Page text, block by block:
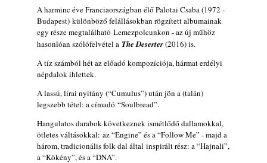
Jazz a Márványteremben – Mizar (2008.
január 4.)
2026. augusztus 03.
Gondolataim - 2026 (XI. évfolyam - 8. rész)
2026. augusztus 02.
A 21. században meghalt magyar jazz
muzsikusok – 109. rész: (Dr.) Borissza Géza
2026. augusztus 02.
Exkluzív interjú Bóna Lászlóval
2026. augusztus 01.
2026-os jazzfesztiválok, amelyekről én is
A harminc éve Franciaországban élő Palotai Csaba (1972 -
Budapest) különböző felállásokban rögzített albumainak
egy része megtalálható Lemezpolcunkon - az új műhöz
hasonlóan szólófelvétel a The Deserter(2016) is.
A tíz számból hét az előadó kompozíciója, hármat erdélyi
népdalok ihlettek.
A lassú, lírai nyitány (“Cumulus”) után jön a (talán)
legszebb tétel: a címadó “Soulbread”.
Hangulatos darabok következnek ismétlődő dallamokkal,
ötletes váltásokkal: az “Engine” és a “Follow Me” - majd a
három, tradicionális folk dal által inspirált rész: a “Hajnali”,
a “Kökény”, és a “DNA”.